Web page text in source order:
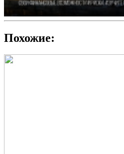
Похожие: